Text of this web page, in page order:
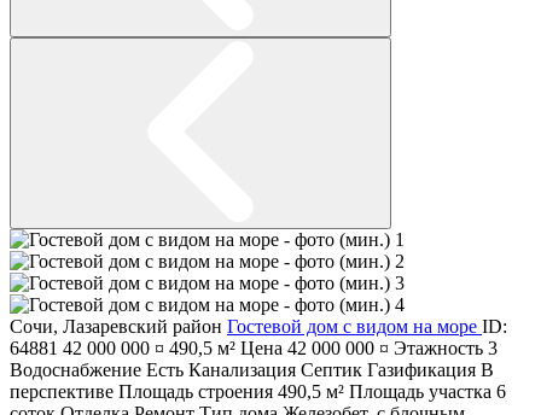
Сочи, Лазаревский район Гостевой дом с видом на море ID:
64881 42 000 000 ¤ 490,5 м² Цена 42 000 000 ¤ Этажность 3
Водоснабжение Есть Канализация Септик Газификация В
перспективе Площадь строения 490,5 м² Площадь участка 6